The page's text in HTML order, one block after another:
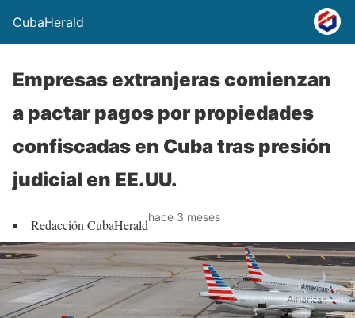
CubaHerald
Empresas extranjeras comienzan
a pactar pagos por propiedades
confiscadas en Cuba tras presión
judicial en EE.UU.
Redacción CubaHeraldhace 3 meses